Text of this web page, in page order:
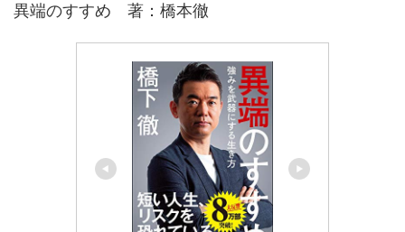
異端のすすめ 著：橋本徹